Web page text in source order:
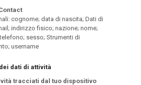
cognome; data di nascita; Dati di
indirizzo fisico; nazione; nome;
sesso; Strumenti di
username
dati di attività
tracciati dal tuo dispositivo